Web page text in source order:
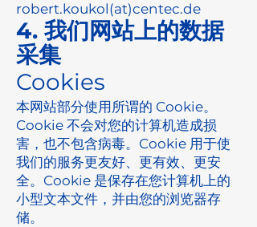
robert.koukol(at)centec.de
4. 我们网站上的数据
采集
Cookies
本网站部分使用所谓的 Cookie。
Cookie 不会对您的计算机造成损
害，也不包含病毒。Cookie 用于使
我们的服务更友好、更有效、更安
全。Cookie 是保存在您计算机上的
小型文本文件，并由您的浏览器存
储。